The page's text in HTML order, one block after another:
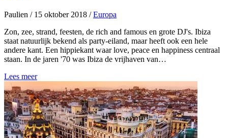
Paulien /15 oktober 2018 / Europa
Zon, zee, strand, feesten, de rich and famous en grote DJ's. Ibiza
staat natuurlijk bekend als party-eiland, maar heeft ook een hele
andere kant. Een hippiekant waar love, peace en happiness centraal
staan. In de jaren '70 was Ibiza de vrijhaven van…
Lees meer